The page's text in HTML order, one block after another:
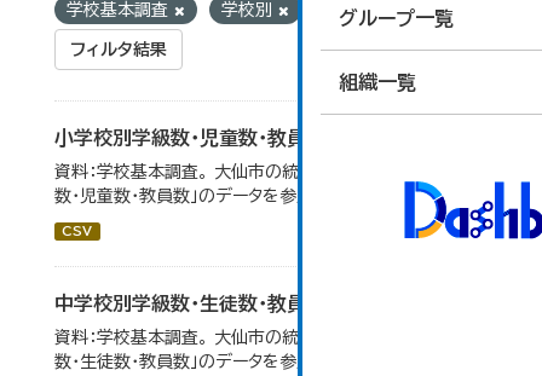
グループ一覧
組織一覧
学校基本調査 学校別
フィルタ結果
小学校別学級数・児童数・教員数
資料：学校基本調査。 大仙市の統計「14-4 小学校別学級
数・児童数・教員数」のデータを参照しています。
CSV
中学校別学級数・生徒数・教員数
資料：学校基本調査。 大仙市の統計「14-6 中学校別学級
数・生徒数・教員数」のデータを参照しています。